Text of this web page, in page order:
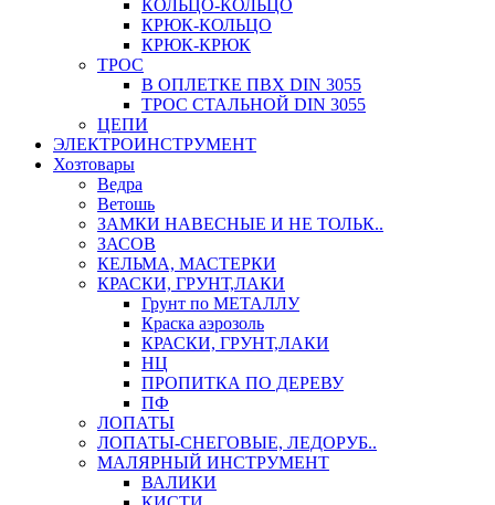
КОЛЬЦО-КОЛЬЦО
КРЮК-КОЛЬЦО
КРЮК-КРЮК
ТРОС
В ОПЛЕТКЕ ПВХ DIN 3055
ТРОС СТАЛЬНОЙ DIN 3055
ЦЕПИ
ЭЛЕКТРОИНСТРУМЕНТ
Хозтовары
Ведра
Ветошь
ЗАМКИ НАВЕСНЫЕ И НЕ ТОЛЬК..
ЗАСОВ
КЕЛЬМА, МАСТЕРКИ
КРАСКИ, ГРУНТ,ЛАКИ
Грунт по МЕТАЛЛУ
Краска аэрозоль
КРАСКИ, ГРУНТ,ЛАКИ
НЦ
ПРОПИТКА ПО ДЕРЕВУ
ПФ
ЛОПАТЫ
ЛОПАТЫ-СНЕГОВЫЕ, ЛЕДОРУБ..
МАЛЯРНЫЙ ИНСТРУМЕНТ
ВАЛИКИ